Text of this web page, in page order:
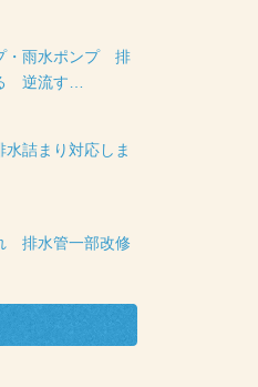
・雨水ポンプ 排
逆流す…
詰まり対応しま
排水管一部改修